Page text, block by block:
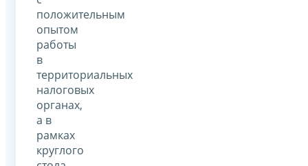
положительным
опытом
работы
в
территориальных
налоговых
органах,
а в
рамках
круглого